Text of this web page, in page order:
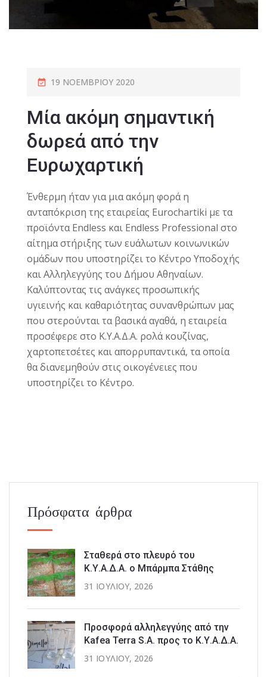
19 ΝΟΕΜΒΡΊΟΥ 2020
Mία ακόμη σημαντική
δωρεά από την
Ευρωχαρτική
Ένθερμη ήταν για μια ακόμη φορά η
ανταπόκριση της εταιρείας Eurochartiki με τα
προϊόντα Endless και Endless Professional στο
αίτημα στήριξης των ευάλωτων κοινωνικών
ομάδων που υποστηρίζει το Κέντρο Υποδοχής
και Αλληλεγγύης του Δήμου Αθηναίων.
Καλύπτοντας τις ανάγκες προσωπικής
υγιεινής και καθαριότητας συνανθρώπων μας
που στερούνται τα βασικά αγαθά, η εταιρεία
προσέφερε στο Κ.Υ.Α.Δ.Α. ρολά κουζίνας,
χαρτοπετσέτες και απορρυπαντικά, τα οποία
θα διανεμηθούν στις οικογένειες που
υποστηρίζει το Κέντρο.
Πρόσφατα άρθρα
Σταθερά στο πλευρό του
Κ.Υ.Α.Δ.Α. ο Μπάρμπα Στάθης
31 ΙΟΥΛΊΟΥ, 2026
Προσφορά αλληλεγγύης από την
Kafea Terra S.A. προς το Κ.Υ.Α.Δ.Α.
31 ΙΟΥΛΊΟΥ, 2026